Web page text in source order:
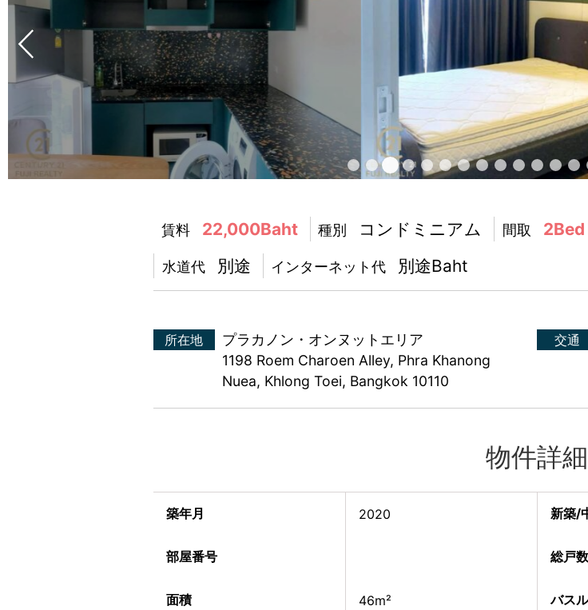
賃料 22,000Baht 種別 コンドミニアム 間取
水道代 別途 インターネット代 別途Baht
所在地
プラカノン・オンヌットエリア
1198 Roem Charoen Alley, Phra Khanong
Nuea, Khlong Toei, Bangkok 10110
交通
物件詳細
築年月 2020 新築/
部屋番号 総戸数
面積 46m² バス